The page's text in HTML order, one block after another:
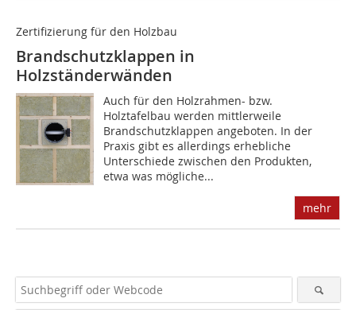
Zertifizierung für den Holzbau
Brandschutzklappen in
Holzständerwänden
Auch für den Holzrahmen- bzw.
Holztafelbau werden mittlerweile
Brandschutzklappen angeboten. In der
Praxis gibt es allerdings erhebliche
Unterschiede zwischen den Produkten,
etwa was mögliche...
mehr